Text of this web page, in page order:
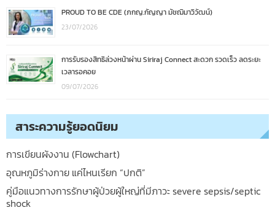
PROUD TO BE CDE (ภกญ.กัญญา มัชฌิมาวิวัฒน์)
23/07/2026
การรับรองสิทธิล่วงหน้าผ่าน Siriraj Connect สะดวก รวดเร็ว ลดระยะ
เวลารอคอย
09/07/2026
สาระความรู้ยอดนิยม
การเขียนผังงาน (Flowchart)
อุณหภูมิร่างกาย แค่ไหนเรียก “ปกติ”
คู่มือแนวทางการรักษาผู้ป่วยผู้ใหญ่ที่มีภาวะ severe sepsis/septic
shock